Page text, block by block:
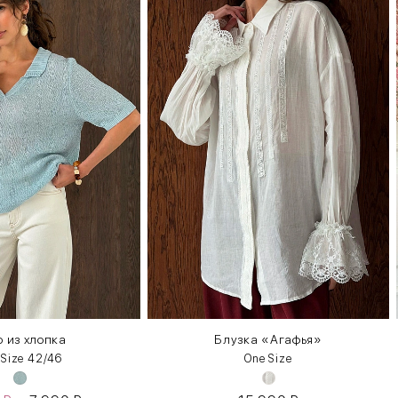
из хлопка
Size 42/46
Блузка «Агафья»
One Size